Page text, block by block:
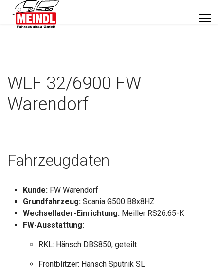
WLF 32/6900 FW
Warendorf
Fahrzeugdaten
Kunde: FW Warendorf
Grundfahrzeug: Scania G500 B8x8HZ
Wechsellader-Einrichtung: Meiller RS26.65-K
FW-Ausstattung:
RKL: Hänsch DBS850, geteilt
Frontblitzer: Hänsch Sputnik SL